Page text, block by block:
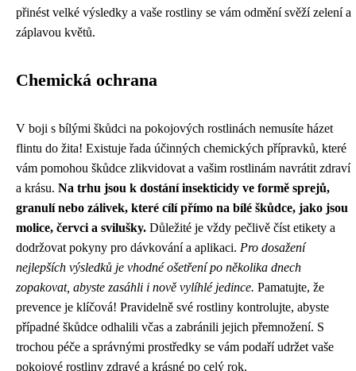
přinést velké výsledky a vaše rostliny se vám odmění svěží zelení a
záplavou květů.
Chemická ochrana
V boji s bílými škůdci na pokojových rostlinách nemusíte házet
flintu do žita! Existuje řada účinných chemických přípravků, které
vám pomohou škůdce zlikvidovat a vašim rostlinám navrátit zdraví
a krásu. Na trhu jsou k dostání insekticidy ve formě sprejů,
granulí nebo zálivek, které cílí přímo na bílé škůdce, jako jsou
molice, červci a svilušky. Důležité je vždy pečlivě číst etikety a
dodržovat pokyny pro dávkování a aplikaci. Pro dosažení
nejlepších výsledků je vhodné ošetření po několika dnech
zopakovat, abyste zasáhli i nově vylíhlé jedince. Pamatujte, že
prevence je klíčová! Pravidelně své rostliny kontrolujte, abyste
případné škůdce odhalili včas a zabránili jejich přemnožení. S
trochou péče a správnými prostředky se vám podaří udržet vaše
pokojové rostliny zdravé a krásné po celý rok.